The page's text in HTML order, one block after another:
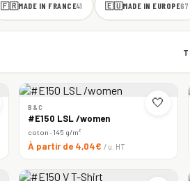
🇫🇷MADE IN FRANCE41 🇪🇺MADE IN EUROPE67
🤍
B&C
#E150 LSL /women
coton · 145 g/m²
À partir de 4,04€ / u. HT